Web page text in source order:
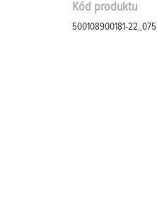
Kód produktu
500108900181-22_075